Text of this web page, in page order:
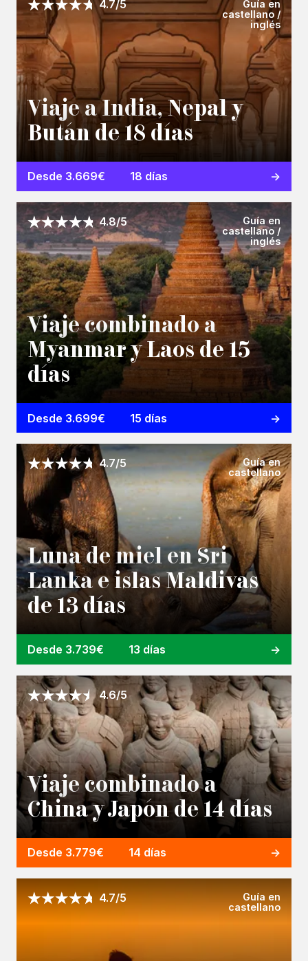
4.7/5
Guía en
castellano /
inglés
Viaje a India, Nepal y
Bután de 18 días
Desde 3.669€ 18 días
4.8/5
Guía en
castellano /
inglés
Viaje combinado a
Myanmar y Laos de 15
días
Desde 3.699€ 15 días
4.7/5
Guía en
castellano
Luna de miel en Sri
Lanka e islas Maldivas
de 13 días
Desde 3.739€ 13 días
4.6/5
Viaje combinado a
China y Japón de 14 días
Desde 3.779€ 14 días
4.7/5
Guía en
castellano